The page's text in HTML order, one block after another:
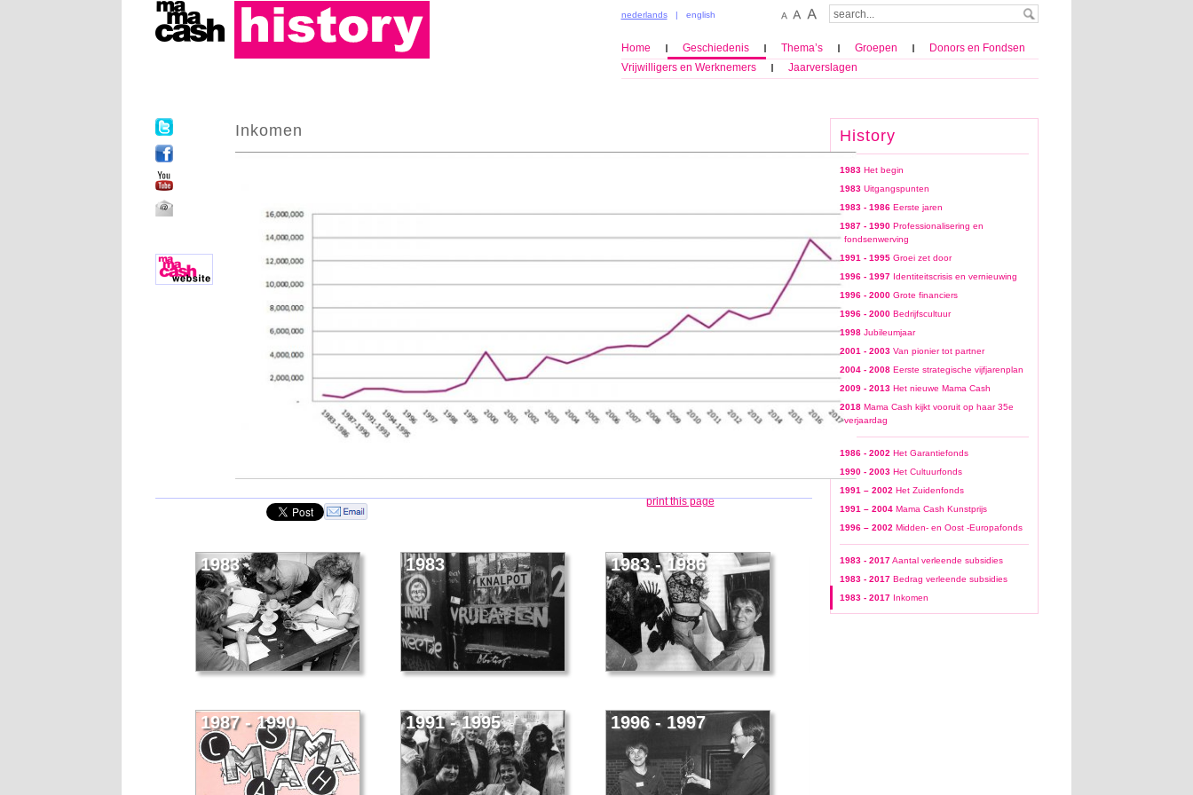
nederlands| english
Home Geschiedenis Thema’s Groepen
Donors en Fondsen
Vrijwilligers en Werknemers
Jaarverslagen
Inkomen
print this page
1983 1983 1983 - 1986
1987 - 1990 1991 - 1995 1996 - 1997
1996 - 2000
History
1983 Het begin
1983 Uitgangspunten
1983 - 1986 Eerste jaren
1987 - 1990 Professionalisering en
fondsenwerving
1991 - 1995 Groei zet door
1996 - 1997 Identiteitscrisis en vernieuwing
1996 - 2000 Grote financiers
1996 - 2000 Bedrijfscultuur
1998 Jubileumjaar
2001 - 2003 Van pionier tot partner
2004 - 2008 Eerste strategische vijfjarenplan
2009 - 2013 Het nieuwe Mama Cash
2018 Mama Cash kijkt vooruit op haar 35e
verjaardag
1986 - 2002 Het Garantiefonds
1990 - 2003 Het Cultuurfonds
1991 – 2002 Het Zuidenfonds
1991 – 2004 Mama Cash Kunstprijs
1996 – 2002 Midden- en Oost -Europafonds
1983 - 2017 Aantal verleende subsidies
1983 - 2017 Bedrag verleende subsidies
1983 - 2017 Inkomen